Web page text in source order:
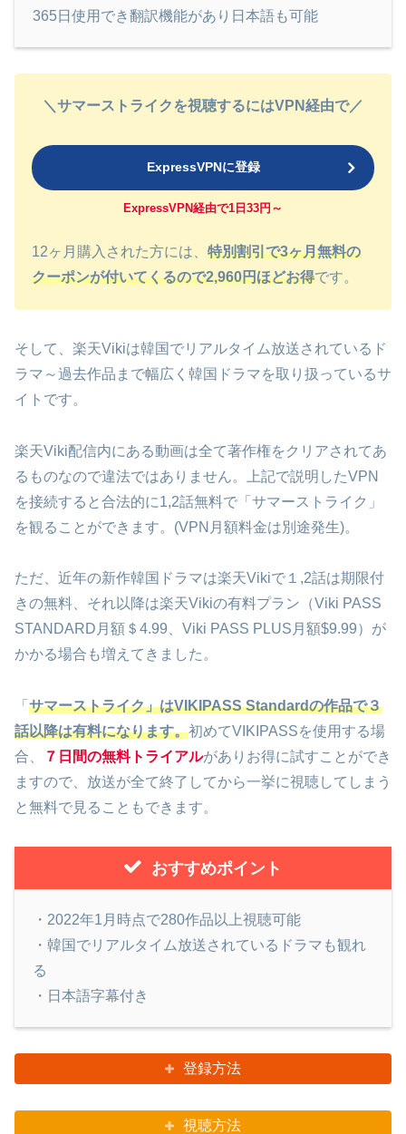
365日使用でき翻訳機能があり日本語も可能
＼サマーストライクを視聴するにはVPN経由で／
ExpressVPNに登録
ExpressVPN経由で1日33円～
12ヶ月購入された方には、 特別割引で3ヶ月無料の
クーポンが付いてくるので2,960円ほどお得です。
そして、楽天Vikiは韓国でリアルタイム放送されているド
ラマ～過去作品まで幅広く韓国ドラマを取り扱っているサ
イトです。
楽天Viki配信内にある動画は全て著作権をクリアされてあ
るものなので違法ではありません。上記で説明したVPN
を接続すると合法的に1,2話無料で「サマーストライク」
を観ることができます。(VPN月額料金は別途発生)。
ただ、近年の新作韓国ドラマは楽天Vikiで１,2話は期限付
きの無料、それ以降は楽天Vikiの有料プラン（Viki PASS
STANDARD月額＄4.99、Viki PASS PLUS月額$9.99）が
かかる場合も増えてきました。
「 サマーストライク」はVIKIPASS Standardの作品で３
話以降は有料になります。初めてVIKIPASSを使用する場
合、
７日間の無料トライアルがありお得に試すことができ
ますので、放送が全て終了してから一挙に視聴してしまう
と無料で見ることもできます。
おすすめポイント
・2022年1月時点で280作品以上視聴可能
・韓国でリアルタイム放送されているドラマも観れ
る
・日本語字幕付き
登録方法
視聴方法